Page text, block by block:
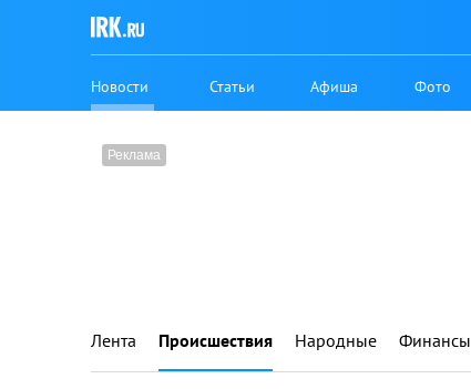
Новости Статьи Афиша Фото
Лента Происшествия Народные Финансы